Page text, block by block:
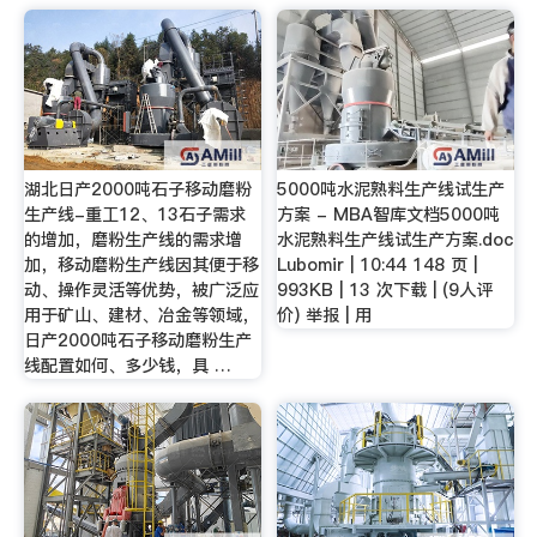
湖北日产2000吨石子移动磨粉
生产线-重工12、13石子需求
的增加，磨粉生产线的需求增
加，移动磨粉生产线因其便于移
动、操作灵活等优势，被广泛应
用于矿山、建材、冶金等领域，
日产2000吨石子移动磨粉生产
线配置如何、多少钱，具 …
5000吨水泥熟料生产线试生产
方案 - MBA智库文档5000吨
水泥熟料生产线试生产方案.doc
Lubomir | 10:44 148 页 |
993KB | 13 次下载 | (9人评
价) 举报 | 用